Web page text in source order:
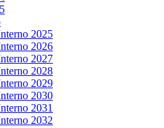
2025
2026
2027
2028
2029
2030
2031
2032